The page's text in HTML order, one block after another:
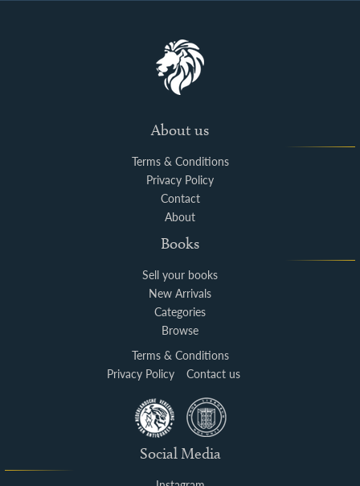
About us
Terms & Conditions
Privacy Policy
Contact
About
Books
Sell your books
New Arrivals
Categories
Browse
Terms & Conditions
Privacy Policy
Contact us
Social Media